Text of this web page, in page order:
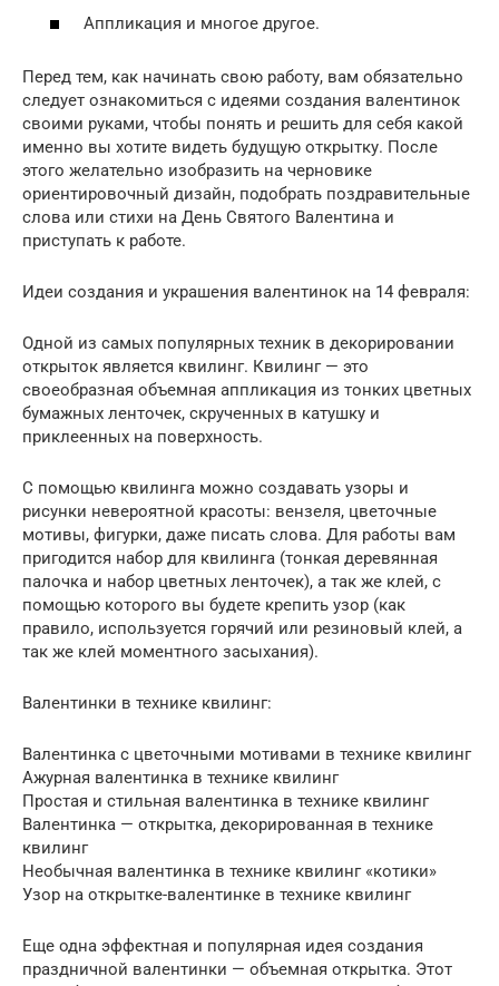
Аппликация и многое другое.
Перед тем, как начинать свою работу, вам обязательно
следует ознакомиться с идеями создания валентинок
своими руками, чтобы понять и решить для себя какой
именно вы хотите видеть будущую открытку. После
этого желательно изобразить на черновике
ориентировочный дизайн, подобрать поздравительные
слова или стихи на День Святого Валентина и
приступать к работе.
Идеи создания и украшения валентинок на 14 февраля:
Одной из самых популярных техник в декорировании
открыток является квилинг. Квилинг — это
своеобразная объемная аппликация из тонких цветных
бумажных ленточек, скрученных в катушку и
приклеенных на поверхность.
С помощью квилинга можно создавать узоры и
рисунки невероятной красоты: вензеля, цветочные
мотивы, фигурки, даже писать слова. Для работы вам
пригодится набор для квилинга (тонкая деревянная
палочка и набор цветных ленточек), а так же клей, с
помощью которого вы будете крепить узор (как
правило, используется горячий или резиновый клей, а
так же клей моментного засыхания).
Валентинки в технике квилинг:
Валентинка с цветочными мотивами в технике квилинг
Ажурная валентинка в технике квилинг
Простая и стильная валентинка в технике квилинг
Валентинка — открытка, декорированная в технике
квилинг
Необычная валентинка в технике квилинг «котики»
Узор на открытке-валентинке в технике квилинг
Еще одна эффектная и популярная идея создания
праздничной валентинки — объемная открытка. Этот